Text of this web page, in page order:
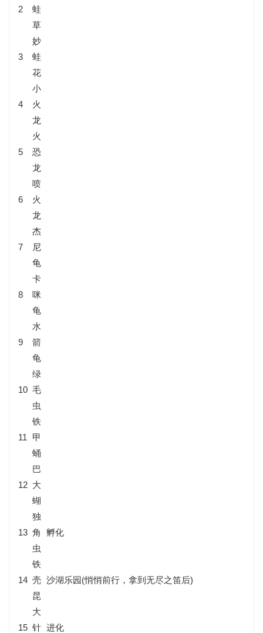
2
蛙
草
3
妙
蛙
花
4
小
火
龙
5
火
恐
龙
6
喷
火
龙
7
杰
尼
龟
8
卡
咪
龟
9
水
箭
龟
10
绿
毛
虫
11
铁
甲
蛹
12
巴
大
蝴
13
独
角
虫
孵化
14
铁
壳
昆
沙湖乐园(悄悄前行，拿到无尽之笛后)
15
大
针 进化